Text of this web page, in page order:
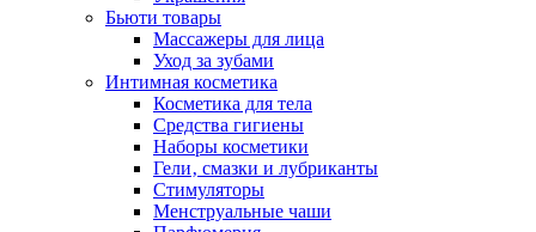
Бьюти товары
Массажеры для лица
Уход за зубами
Интимная косметика
Косметика для тела
Средства гигиены
Наборы косметики
Гели‚ смазки и лубриканты
Стимуляторы
Менструальные чаши